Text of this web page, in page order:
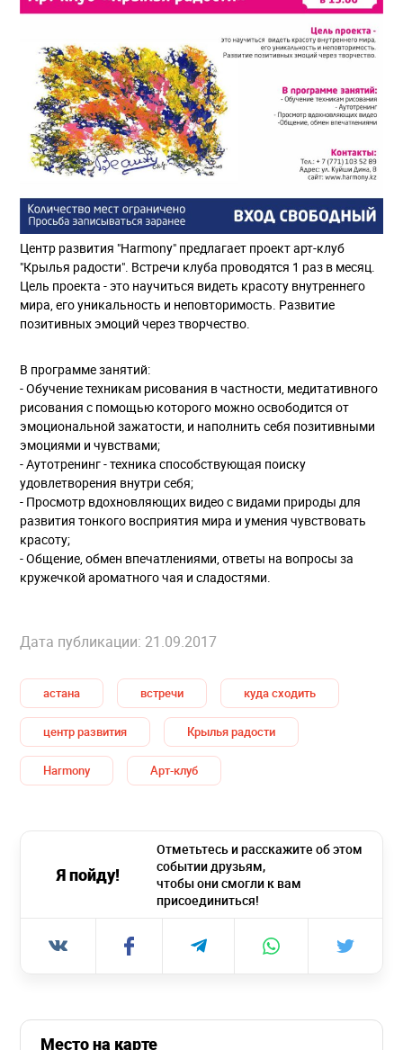
Центр развития "Harmony" предлагает проект арт-клуб
"Крылья радости". Встречи клуба проводятся 1 раз в месяц.
Цель проекта - это научиться видеть красоту внутреннего
мира, его уникальность и неповторимость. Развитие
позитивных эмоций через творчество.
В программе занятий:
- Обучение техникам рисования в частности, медитативного
рисования с помощью которого можно освободится от
эмоциональной зажатости, и наполнить себя позитивными
эмоциями и чувствами;
- Аутотренинг - техника способствующая поиску
удовлетворения внутри себя;
- Просмотр вдохновляющих видео с видами природы для
развития тонкого восприятия мира и умения чувствовать
красоту;
- Общение, обмен впечатлениями, ответы на вопросы за
кружечкой ароматного чая и сладостями.
Дата публикации: 21.09.2017
астана встречи куда сходить
центр развития Крылья радости
Harmony Арт-клуб
Я пойду!
Отметьтесь и расскажите об этом
событии друзьям,
чтобы они смогли к вам
присоединиться!
Место на карте